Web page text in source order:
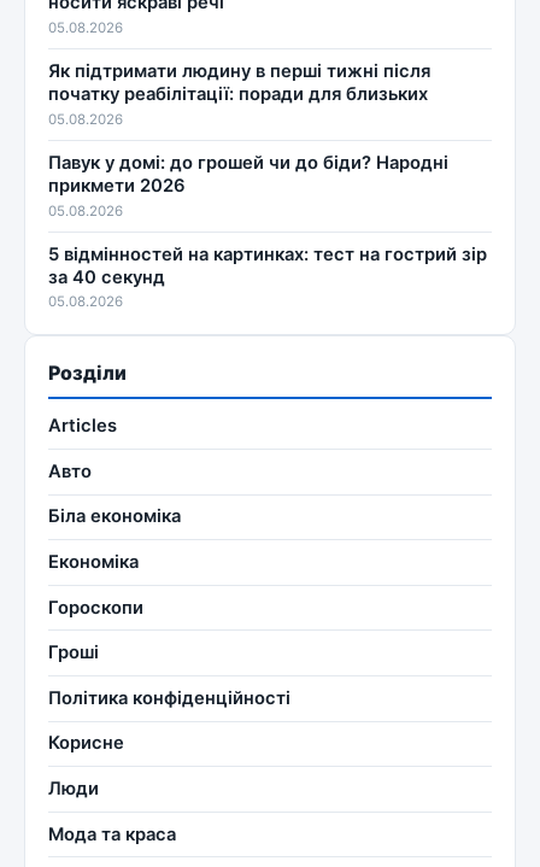
05.08.2026
Як підтримати людину в перші тижні після
початку реабілітації: поради для близьких
05.08.2026
Павук у домі: до грошей чи до біди? Народні
прикмети 2026
05.08.2026
5 відмінностей на картинках: тест на гострий зір
за 40 секунд
05.08.2026
Розділи
Articles
Авто
Біла економіка
Економіка
Гороскопи
Гроші
Політика конфіденційності
Корисне
Люди
Мода та краса